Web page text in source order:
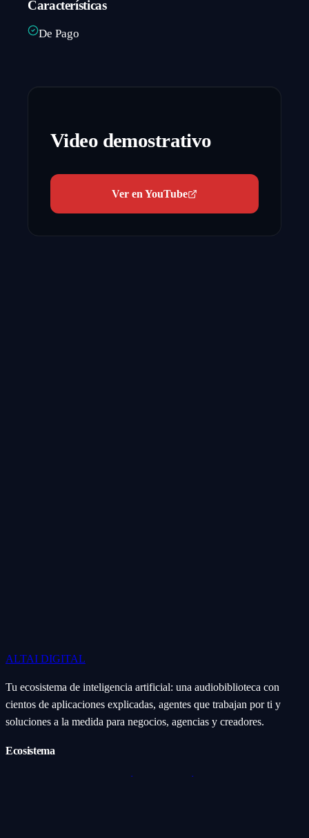
Características
De Pago
Video demostrativo
Ver en YouTube
ALTAI DIGITAL
Tu ecosistema de inteligencia artificial: una audiobiblioteca con
cientos de aplicaciones explicadas, agentes que trabajan por ti y
soluciones a la medida para negocios, agencias y creadores.
Ecosistema
Categorías Subcategorías